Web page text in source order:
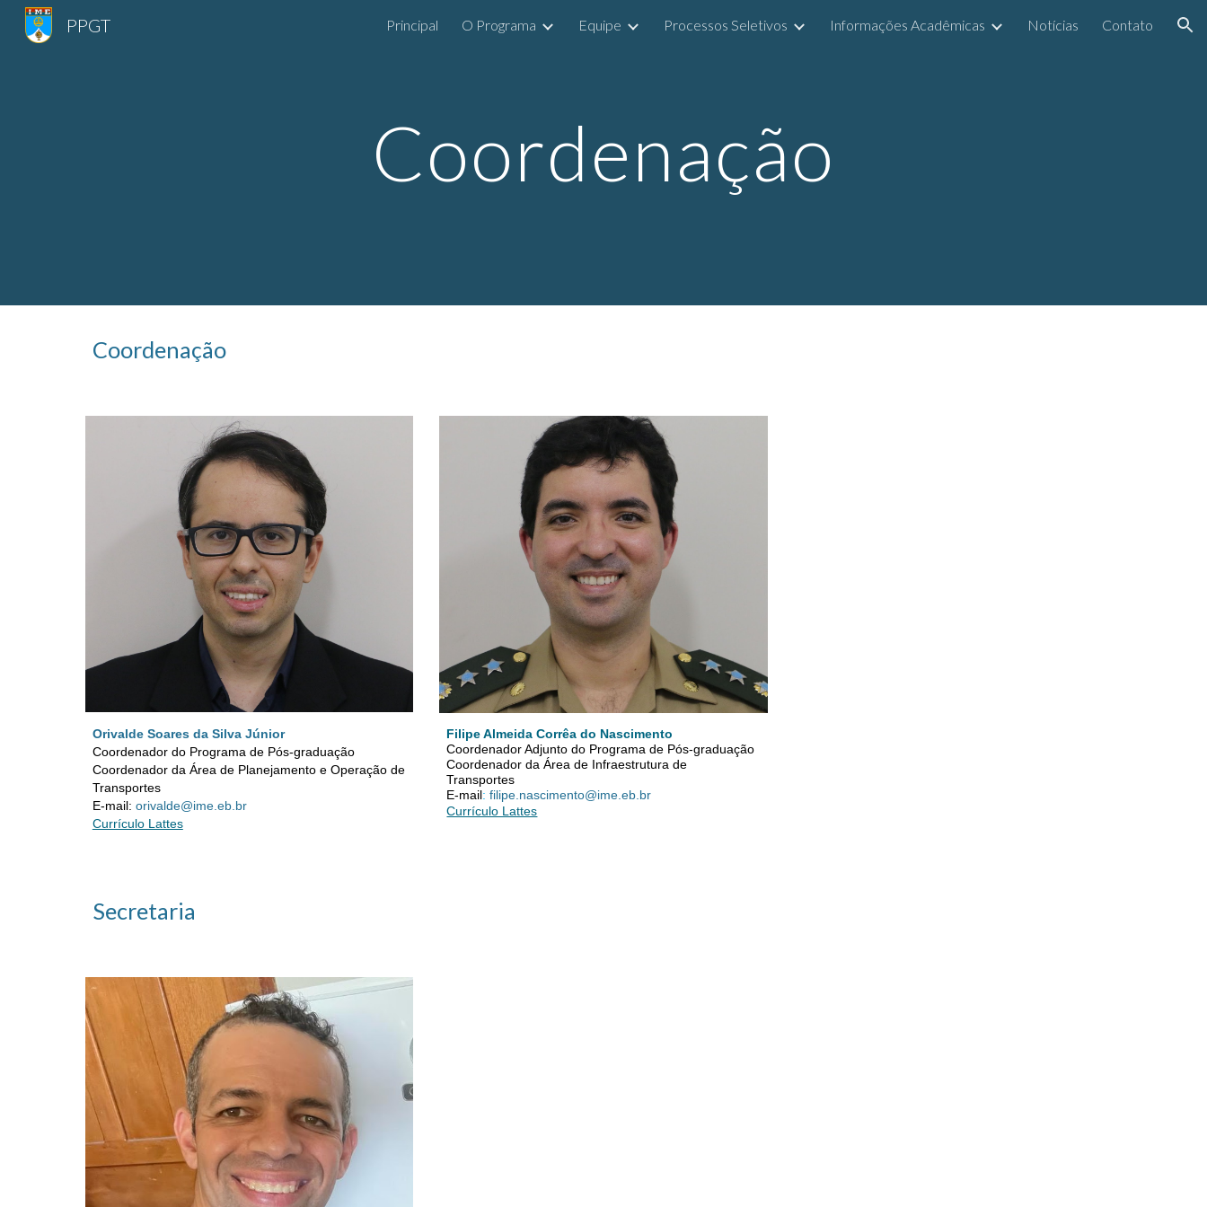
Skip to main content Skip to navigation
PPGT Principal O Programa Equipe Processos Seletivos Informações Acadêmicas Notícias Contato
Coordenação
Coordenação
Orivalde Soares da Silva Júnior
Coordenador do Programa de Pós-graduação
Coordenador da Área de Planejamento e Operação de
Transportes
E-mail: orivalde@ime.eb.br
Currículo Lattes
Filipe Almeida Corrêa do Nascimento
Coordenador Adjunto do Programa de Pós-graduação
Coordenador da Área de Infraestrutura de
Transportes
E-mail:filipe.nascimento@ime.eb.br
Currículo Lattes
Secretaria